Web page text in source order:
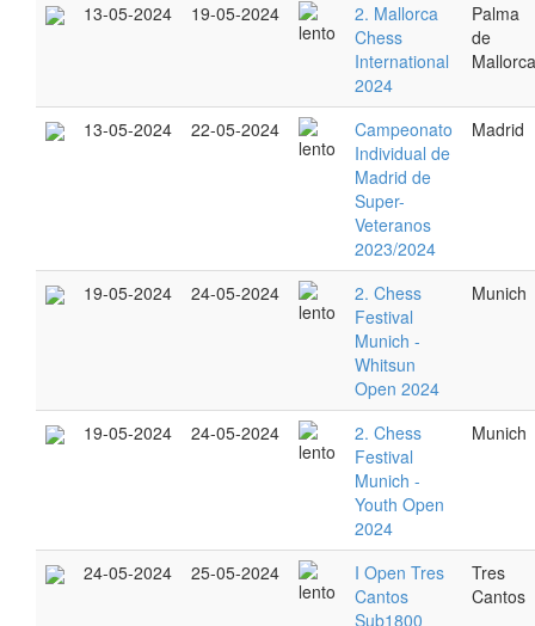
13-05-2024 19-05-2024
2. Mallorca
Chess
International
2024
Palma
de
Mallorca
13-05-2024 22-05-2024
Campeonato
Individual de
Madrid de
Super-
Veteranos
2023/2024
Madrid
19-05-2024 24-05-2024
2. Chess
Festival
Munich -
Whitsun
Open 2024
Munich
19-05-2024 24-05-2024
2. Chess
Festival
Munich -
Youth Open
2024
Munich
24-05-2024 25-05-2024
I Open Tres
Cantos
Sub1800
Tres
Cantos